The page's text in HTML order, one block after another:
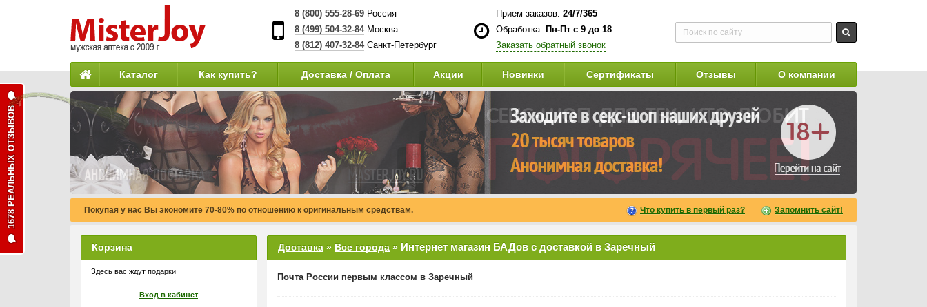
8 (800) 555-28-69Россия
8 (499) 504-32-84Москва
8 (812) 407-32-84 Санкт-Петербург
Прием заказов: 24/7/365
Обработка: Пн-Пт с 9 до 18
Заказать обратный звонок
Каталог Как купить? Доставка / Оплата Акции Новинки Сертификаты Отзывы О компании
Покупая у нас Вы экономите 70-80% по отношению к оригинальным средствам. Что купить в первый раз? Запомнить сайт!
Доставка » Все города » Интернет магазин БАДов с доставкой в Заречный
Почта России первым классом в Заречный
Корзина
Здесь вас ждут подарки
Вход в кабинет
1678 РЕАЛЬНЫХ ОТЗЫВОВ